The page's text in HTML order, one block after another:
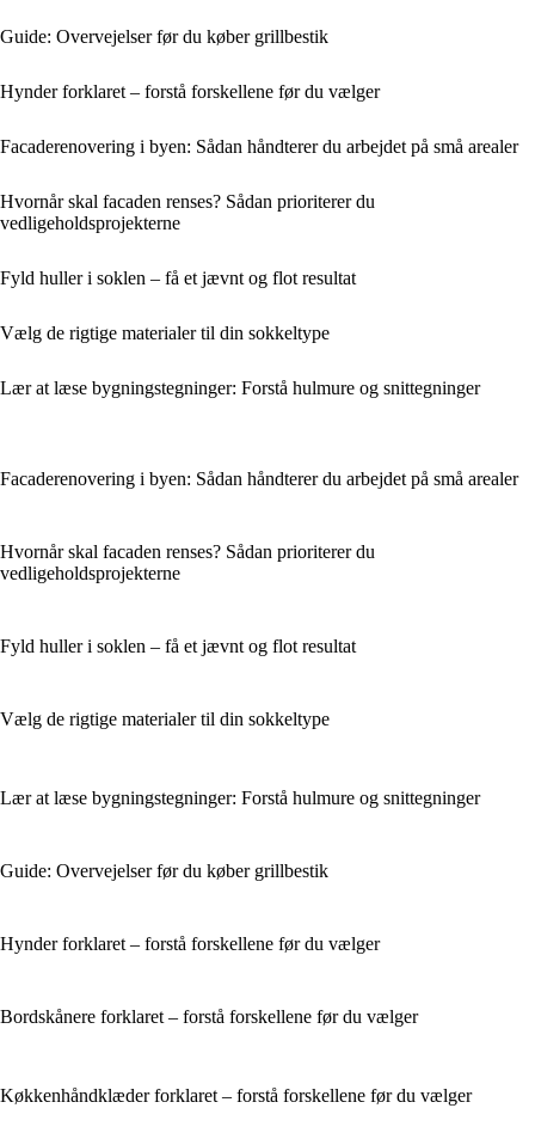
Guide: Overvejelser før du køber grillbestik
Hynder forklaret – forstå forskellene før du vælger
Facaderenovering i byen: Sådan håndterer du arbejdet på små arealer
Hvornår skal facaden renses? Sådan prioriterer du
vedligeholdsprojekterne
Fyld huller i soklen – få et jævnt og flot resultat
Vælg de rigtige materialer til din sokkeltype
Lær at læse bygningstegninger: Forstå hulmure og snittegninger
Facaderenovering i byen: Sådan håndterer du arbejdet på små arealer
Hvornår skal facaden renses? Sådan prioriterer du
vedligeholdsprojekterne
Fyld huller i soklen – få et jævnt og flot resultat
Vælg de rigtige materialer til din sokkeltype
Lær at læse bygningstegninger: Forstå hulmure og snittegninger
Guide: Overvejelser før du køber grillbestik
Hynder forklaret – forstå forskellene før du vælger
Bordskånere forklaret – forstå forskellene før du vælger
Køkkenhåndklæder forklaret – forstå forskellene før du vælger